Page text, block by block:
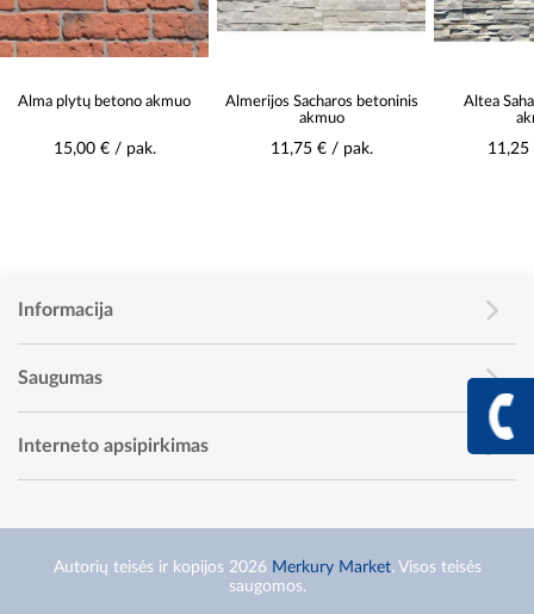
Almerijos Sacharos betoninis
11,75 € / pak.
Altea Sahara betoninis
akmuo
11,25 € / pak.
Arsele
Informacija
Saugumas
Interneto apsipirkimas
Autorių teisės ir kopijos 2026 Merkury Market. Visos teisės
saugomos.
+370 617
Info linija I - V 9:00 -